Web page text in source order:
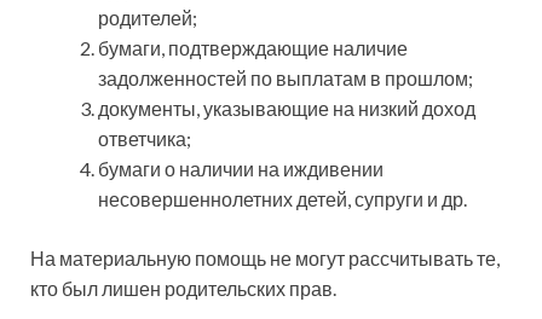
родителей;
бумаги, подтверждающие наличие
задолженностей по выплатам в прошлом;
документы, указывающие на низкий доход
ответчика;
бумаги о наличии на иждивении
несовершеннолетних детей, супруги и др.
На материальную помощь не могут рассчитывать те,
кто был лишен родительских прав.